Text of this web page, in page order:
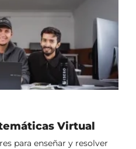
Virtual
para enseñar y resolver